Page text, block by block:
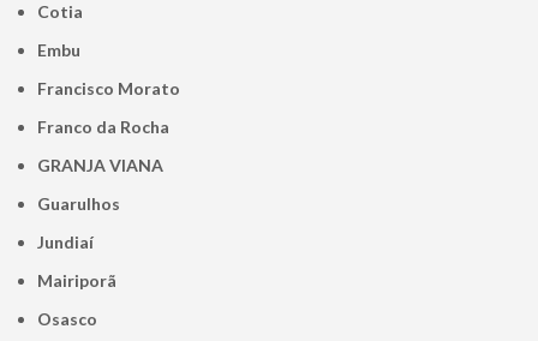
Cotia
Embu
Francisco Morato
Franco da Rocha
GRANJA VIANA
Guarulhos
Jundiaí
Mairiporã
Osasco